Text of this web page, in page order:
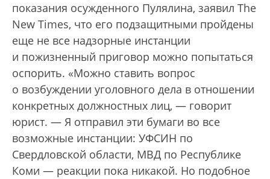
показания осужденного Пулялина, заявил The
New Times, что его подзащитными пройдены
еще не все надзорные инстанции
и пожизненный приговор можно попытаться
оспорить. «Можно ставить вопрос
о возбуждении уголовного дела в отношении
конкретных должностных лиц, — говорит
юрист. — Я отправил эти бумаги во все
возможные инстанции: УФСИН по
Свердловской области, МВД по Республике
Коми — реакции пока никакой. Но подобное